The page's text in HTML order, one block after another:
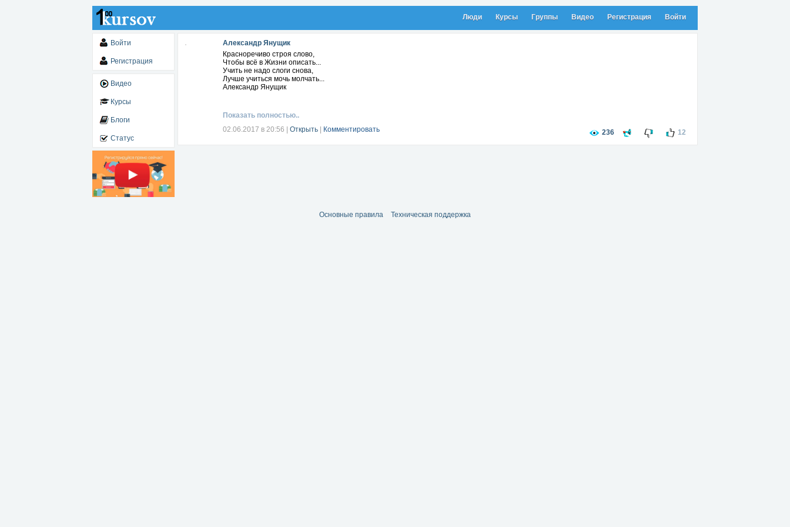
Люди Курсы Группы Видео Регистрация Войти
Войти
Регистрация
Видео
Курсы
Блоги
Статус
Александр Янущик
Красноречиво строя слово,
Чтобы всё в Жизни описать...
Учить не надо слоги снова,
Лучше учиться мочь молчать...
Александр Янущик
Показать полностью..
02.06.2017 в 20:56
Открыть Комментировать 236 12
Основные правила Техническая поддержка